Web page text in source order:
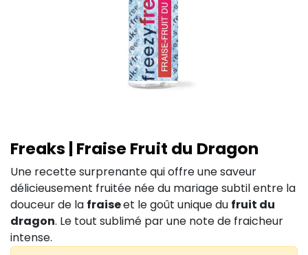
Freaks | Fraise Fruit du Dragon
Une recette surprenante qui offre une saveur
délicieusement fruitée née du mariage subtil entre la
douceur de la fraiseet le goût unique du fruit du
dragon. Le tout sublimé par une note de fraicheur
intense.